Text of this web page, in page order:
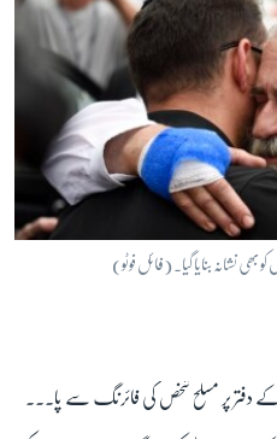
نشانہ بنایا گیا۔ (فائل فوٹو)